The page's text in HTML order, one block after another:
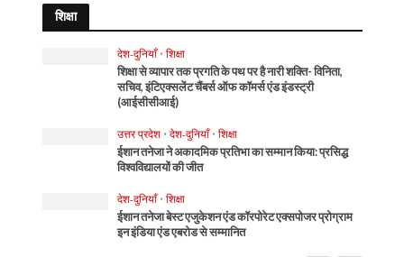
शिक्षा
देश-दुनियाँ • शिक्षा
शिक्षा से व्यापार तक प्रगति के पथ पर है नारी शक्ति- विनिता,
सचिव, इंटिएक्सलेंट चैंबर्स ऑफ कॉमर्स एंड इंडस्ट्री
(आईसीसीआई)
उत्तर प्रदेश • देश-दुनियाँ • शिक्षा
ईशान तनेजा ने अकादमिक प्रतिभा का सम्मान किया: प्रसिद्ध
विश्वविद्यालयों की जीत
देश-दुनियाँ • शिक्षा
ईशान तनेजा बेस्ट एजुकेशन एंड कॉरपोरेट एक्सपोजर प्रोग्राम
इन इंडिया एंड एबरोड से सम्मानित